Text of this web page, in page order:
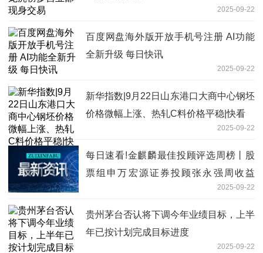
2025-09-22
百度网盘海外版开放手机号注册 AI功能
全新升级 每日快讯
2025-09-22
新华指数|9月22日山东港口大商中心钢坯
价格微幅上涨、热轧C料价格平稳|快看
2025-09-22
每日速看!金麒麟最佳投顾评选周榜丨股
票组申万宏源证券投顾张永强周收益
2025-09-22
贵州茅台否认将下调今年业绩目标，上半
年已按计划完成目标进度
2025-09-22